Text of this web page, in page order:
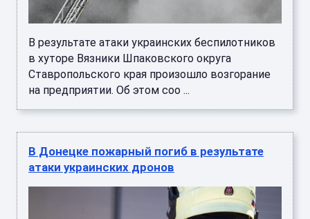
В результате атаки украинских беспилотников
в хуторе Вязники Шпаковского округа
Ставропольского края произошло возгорание
на предприятии. Об этом соо ...
В Донецке пожарный погиб в результате
атаки украинских дронов